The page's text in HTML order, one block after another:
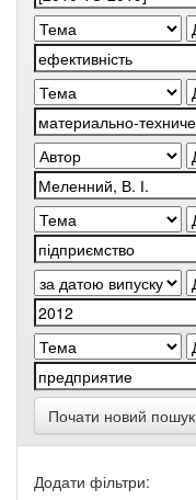
Почати новий пошук
Додати фільтри: